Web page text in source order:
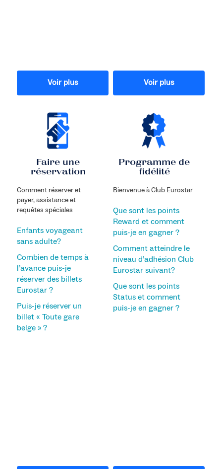
Voir plus Voir plus
Faire une
réservation
Comment réserver et
payer, assistance et
requêtes spéciales
Enfants voyageant
sans adulte?
Combien de temps à
l’avance puis-je
réserver des billets
Eurostar ?
Puis-je réserver un
billet « Toute gare
belge » ?
Programme de
fidélité
Bienvenue à Club Eurostar
Que sont les points
Reward et comment
puis-je en gagner ?
Comment atteindre le
niveau d’adhésion Club
Eurostar suivant?
Que sont les points
Status et comment
puis-je en gagner ?